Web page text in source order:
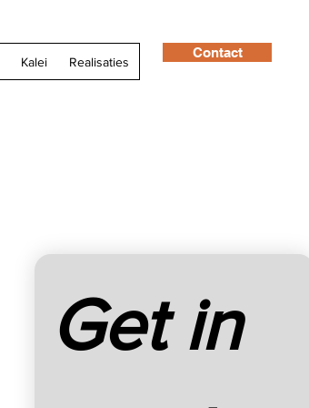
Kalei Realisaties
Contact
Get in